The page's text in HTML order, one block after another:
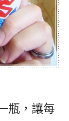
瓶，讓每